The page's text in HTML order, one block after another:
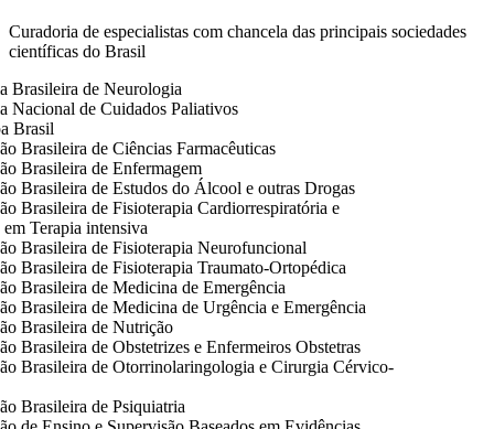
Curadoria de especialistas com chancela das principais sociedades
científicas do Brasil